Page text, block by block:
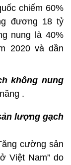
chiếm 60%
đương 18 tỷ
nung là 40%
2020 và dần
không nung
.
lượng gạch
cường sản
Việt Nam” do